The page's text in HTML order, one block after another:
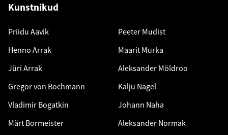
Kunstnikud
Priidu Aavik
Henno Arrak
Jüri Arrak
Gregor von Bochmann
Vladimir Bogatkin
Märt Bormeister
Peeter Mudist
Maarit Murka
Aleksander Möldroo
Kalju Nagel
Johann Naha
Aleksander Normak